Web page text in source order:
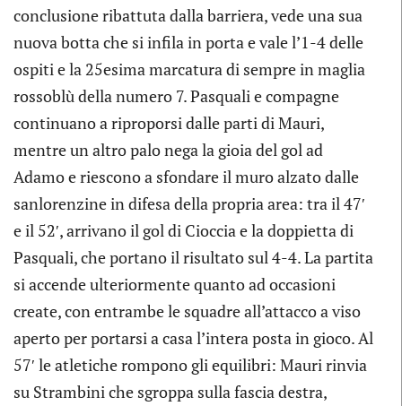
conclusione ribattuta dalla barriera, vede una sua
nuova botta che si infila in porta e vale l’1-4 delle
ospiti e la 25esima marcatura di sempre in maglia
rossoblù della numero 7. Pasquali e compagne
continuano a riproporsi dalle parti di Mauri,
mentre un altro palo nega la gioia del gol ad
Adamo e riescono a sfondare il muro alzato dalle
sanlorenzine in difesa della propria area: tra il 47′
e il 52′, arrivano il gol di Cioccia e la doppietta di
Pasquali, che portano il risultato sul 4-4. La partita
si accende ulteriormente quanto ad occasioni
create, con entrambe le squadre all’attacco a viso
aperto per portarsi a casa l’intera posta in gioco. Al
57′ le atletiche rompono gli equilibri: Mauri rinvia
su Strambini che sgroppa sulla fascia destra,